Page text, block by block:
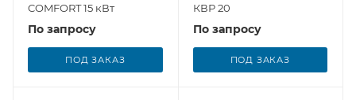
COMFORT 15 кВт
По запросу
ПОД ЗАКАЗ
КВР 20
По запросу
ПОД ЗАКАЗ